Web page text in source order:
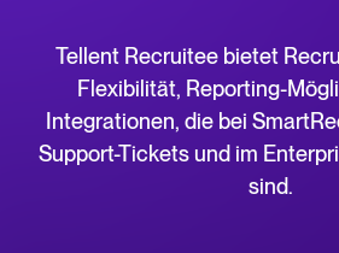
WhatsApp Hiring
Verwalten & Bewerten
Hilfecenter
Anleitungen und Produktsupport für Tellent
Blog
Tellent Recruitee bietet
Flexibilität, Reporting-
Integrationen, die bei
Support-Tickets und im
sind.